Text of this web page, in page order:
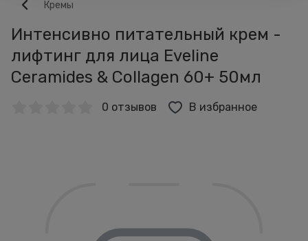
Кремы
Интенсивно питательный крем -
лифтинг для лица Eveline
Ceramides & Collagen 60+ 50мл
0 отзывов В избранное